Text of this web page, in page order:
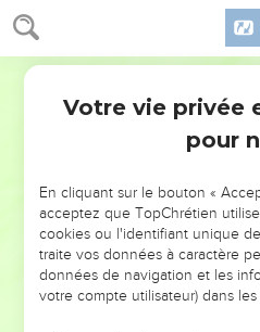
NE MANQUEZ
DE
ET SI LEURS ERREURS
Votre vie privée
pour
En cliquant sur le bouton «
acceptez que TopChrétien
cookies ou l'identifiant unique
traite vos données à caractère
données de navigation et les
votre compte utilisateur) dans